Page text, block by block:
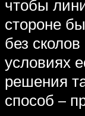
чтобы
стороне
без
условиях
решения
способ –